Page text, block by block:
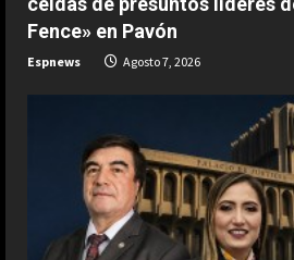
Fence» en Pavón
Espnews Agosto 7, 2026